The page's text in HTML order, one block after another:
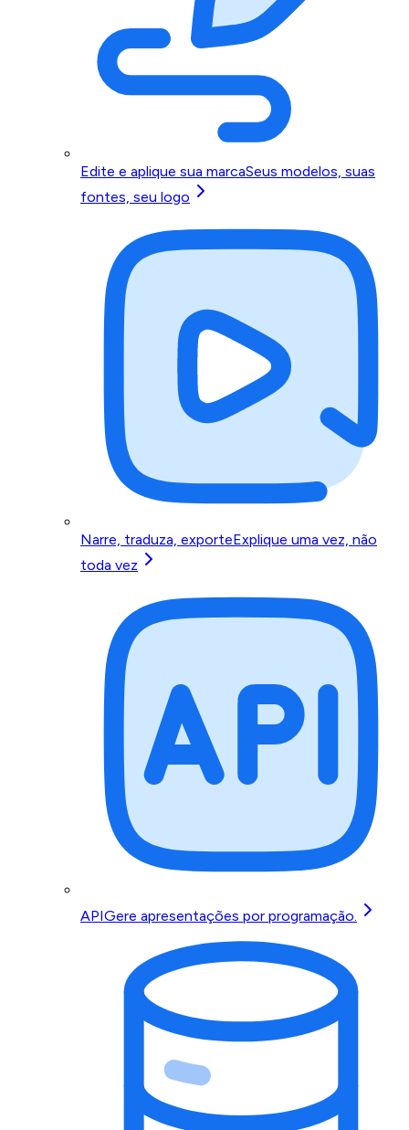
Edite e aplique sua marcaSeus modelos, suas
fontes, seu logo
Narre, traduza, exporteExplique uma vez, não
toda vez
APIGere apresentações por programação.